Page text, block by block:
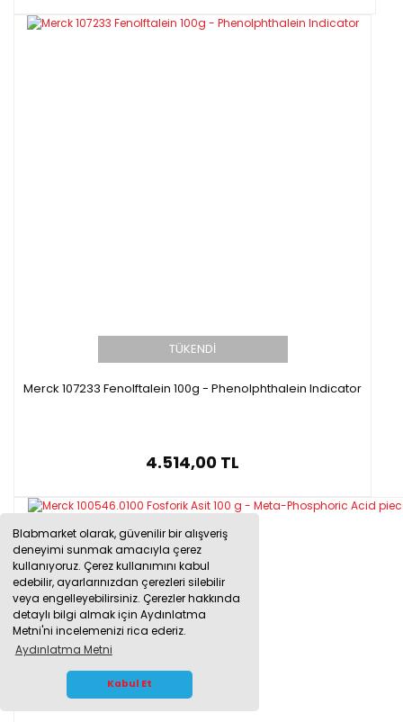
Blabmarket olarak, güvenilir bir alışveriş
deneyimi sunmak amacıyla çerez
kullanıyoruz. Çerez kullanımını kabul
edebilir, ayarlarınızdan çerezleri silebilir
veya engelleyebilirsiniz. Çerezler hakkında
detaylı bilgi almak için Aydınlatma
Metni'ni incelemenizi rica ederiz.
Aydınlatma Metni
Kabul Et
TÜKENDİ
Merck 107233 Fenolftalein 100g - Phenolphthalein Indicator
4.514,00 TL
WHATSAPP İLETİŞİM